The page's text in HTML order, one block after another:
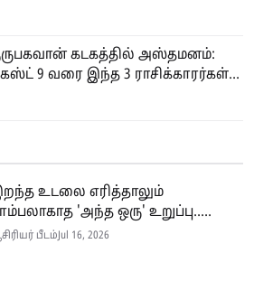
கடகத்தில் அஸ்தமனம்:
9 வரை இந்த 3 ராசிக்காரர்கள்...
உடலை எரித்தாலும்
'அந்த ஒரு' உறுப்பு.....
பீடம்Jul 16, 2026